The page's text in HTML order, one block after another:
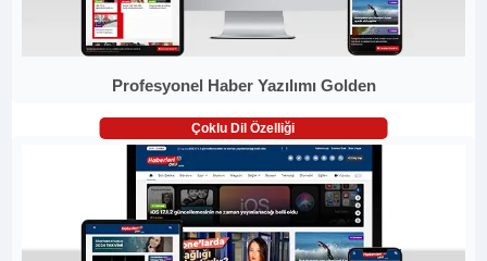
Profesyonel Haber Yazılımı Golden
Çoklu Dil Özelliği